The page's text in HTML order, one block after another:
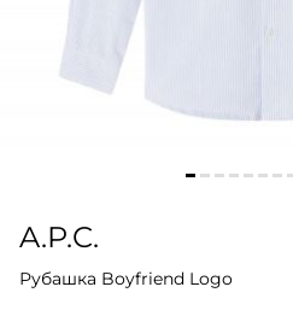
A.P.C.
Рубашка Boyfriend Logo